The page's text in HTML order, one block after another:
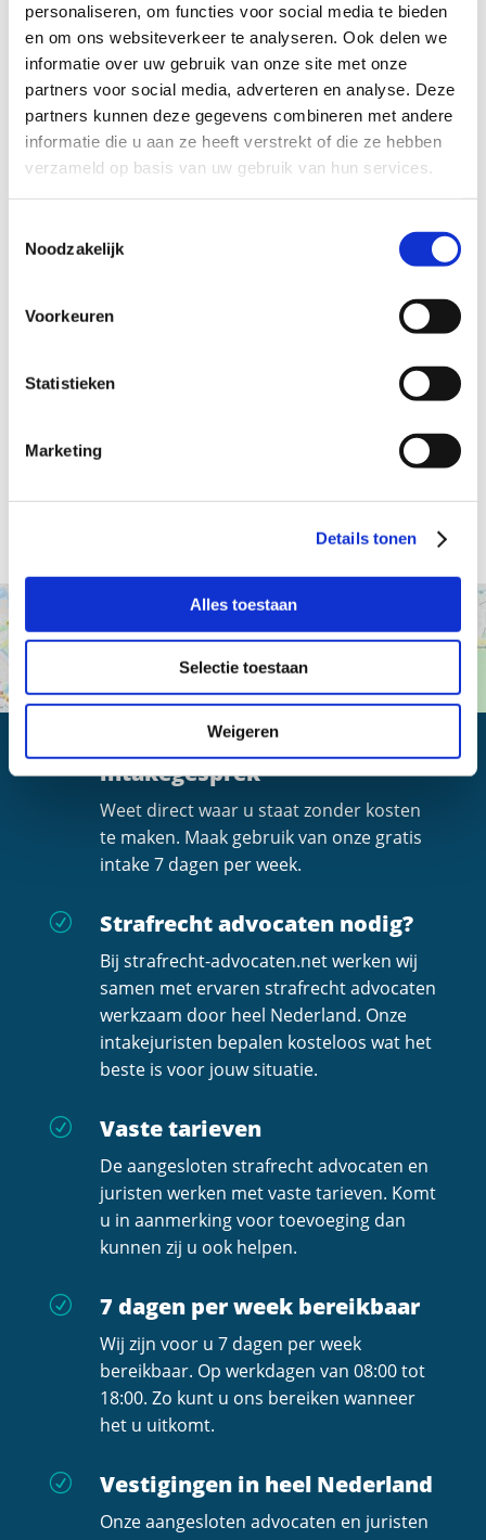
personaliseren, om functies voor social media te bieden
en om ons websiteverkeer te analyseren. Ook delen we
informatie over uw gebruik van onze site met onze
partners voor social media, adverteren en analyse. Deze
partners kunnen deze gegevens combineren met andere
informatie die u aan ze heeft verstrekt of die ze hebben
verzameld op basis van uw gebruik van hun services.
Noodzakelijk
Voorkeuren
Statistieken
Marketing
Details tonen
Alles toestaan
Selectie toestaan
Weigeren
9 Jeugdstrafrecht
Verdachte in strafzaak
9 Dagvaarding ontvangen
9 Verdacht van diefstal
9 Verdacht van heling
9 Verdacht van geweldpleging
9 Verdacht van drugsdelict
9 Verdacht van zedendelict
9 Verdacht van vandalisme
9 Verdacht van stalking
Dagvaarding rijden onder invloed
Altijd een gratis
intakegesprek
Weet direct waar u staat zonder kosten
te maken. Maak gebruik van onze gratis
intake 7 dagen per week.
R Strafrecht advocaten nodig?
Bij strafrecht-advocaten.net werken wij
samen met ervaren strafrecht advocaten
werkzaam door heel Nederland. Onze
intakejuristen bepalen kosteloos wat het
beste is voor jouw situatie.
R Vaste tarieven
De aangesloten strafrecht advocaten en
juristen werken met vaste tarieven. Komt
u in aanmerking voor toevoeging dan
kunnen zij u ook helpen.
R 7 dagen per week bereikbaar
Wij zijn voor u 7 dagen per week
bereikbaar. Op werkdagen van 08:00 tot
18:00. Zo kunt u ons bereiken wanneer
het u uitkomt.
R Vestigingen in heel Nederland
Onze aangesloten advocaten en juristen